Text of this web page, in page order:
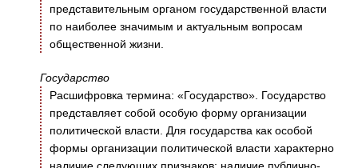
представительным органом государственной власти
по наиболее значимым и актуальным вопросам
общественной жизни.
Государство
Расшифровка термина: «Государство». Государство
представляет собой особую форму организации
политической власти. Для государства как особой
формы организации политической власти характерно